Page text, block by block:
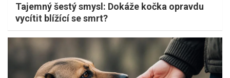
Tajemný šestý smysl: Dokáže kočka opravdu
vycítit blížící se smrt?